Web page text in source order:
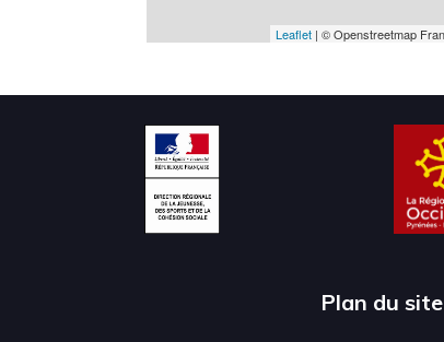
Leaflet | © Openstreetmap
Plan du site